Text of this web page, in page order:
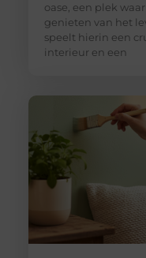
oase, een plek
genieten van het
speelt hierin een
interieur en een